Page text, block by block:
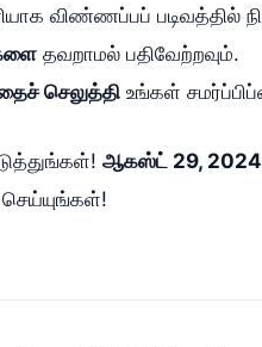
விண்ணப்பப் படிவத்தில்
தவறாமல் பதிவேற்றவும்.
செலுத்தி உங்கள்
ஆகஸ்ட் 29, 2024
செய்யுங்கள்!